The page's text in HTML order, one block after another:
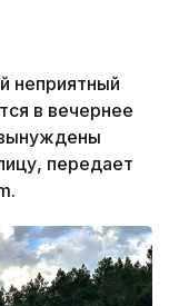
неприятный
в вечернее
передает